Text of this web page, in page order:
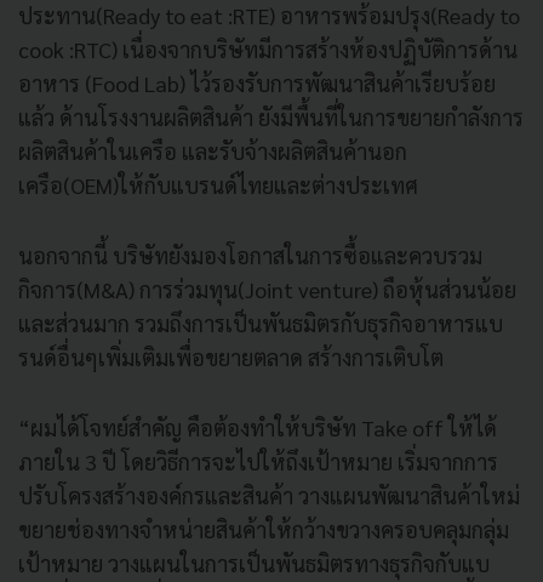
ประทาน(Ready to eat :RTE) อาหารพร้อมปรุง(Ready to
cook :RTC) เนื่องจากบริษัทมีการสร้างห้องปฏิบัติการด้าน
อาหาร (Food Lab) ไว้รองรับการพัฒนาสินค้าเรียบร้อย
แล้ว ด้านโรงงานผลิตสินค้า ยังมีพื้นที่ในการขยายกำลังการ
ผลิตสินค้าในเครือ และรับจ้างผลิตสินค้านอก
เครือ(OEM)ให้กับแบรนด์ไทยและต่างประเทศ
นอกจากนี้ บริษัทยังมองโอกาสในการซื้อและควบรวม
กิจการ(M&A) การร่วมทุน(Joint venture) ถือหุ้นส่วนน้อย
และส่วนมาก รวมถึงการเป็นพันธมิตรกับธุรกิจอาหารแบ
รนด์อื่นๆเพิ่มเติมเพื่อขยายตลาด สร้างการเติบโต
“ผมได้โจทย์สำคัญ คือต้องทำให้บริษัท Take off ให้ได้
ภายใน 3 ปี โดยวิธีการจะไปให้ถึงเป้าหมาย เริ่มจากการ
ปรับโครงสร้างองค์กรและสินค้า วางแผนพัฒนาสินค้าใหม่
ขยายช่องทางจำหน่ายสินค้าให้กว้างขวางครอบคลุมกลุ่ม
เป้าหมาย วางแผนในการเป็นพันธมิตรทางธุรกิจกับแบ